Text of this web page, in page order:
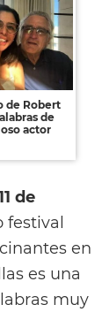
de Robert
de
actor
de
festival
en
es una
muy